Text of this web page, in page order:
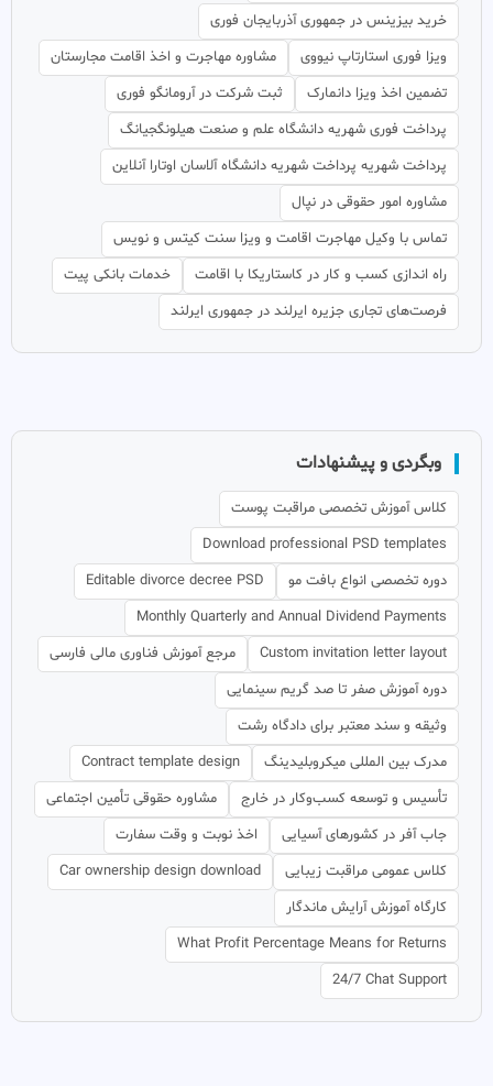
خرید بیزینس در جمهوری آذربایجان فوری
ویزا فوری استارتاپ نیووی
مشاوره مهاجرت و اخذ اقامت مجارستان
تضمین اخذ ویزا دانمارک
ثبت شرکت در آرومانگو فوری
پرداخت فوری شهریه دانشگاه علم و صنعت هیلونگجیانگ
پرداخت شهریه پرداخت شهریه دانشگاه آلاسان اوتارا آنلاین
مشاوره امور حقوقی در نپال
تماس با وکیل مهاجرت اقامت و ویزا سنت کیتس و نویس
راه اندازی کسب و کار در کاستاریکا با اقامت
خدمات بانکی پیت
فرصت‌های تجاری جزیره ایرلند در جمهوری ایرلند
وبگردی و پیشنهادات
کلاس آموزش تخصصی مراقبت پوست
Download professional PSD templates
دوره تخصصی انواع بافت مو
Editable divorce decree PSD
Monthly Quarterly and Annual Dividend Payments
Custom invitation letter layout
مرجع آموزش فناوری مالی فارسی
دوره آموزش صفر تا صد گریم سینمایی
وثیقه و سند معتبر برای دادگاه رشت
مدرک بین المللی میکروبلیدینگ
Contract template design
تأسیس و توسعه کسب‌وکار در خارج
مشاوره حقوقی تأمین اجتماعی
جاب آفر در کشورهای آسیایی
اخذ نوبت و وقت سفارت
کلاس عمومی مراقبت زیبایی
Car ownership design download
کارگاه آموزش آرایش ماندگار
What Profit Percentage Means for Returns
24/7 Chat Support